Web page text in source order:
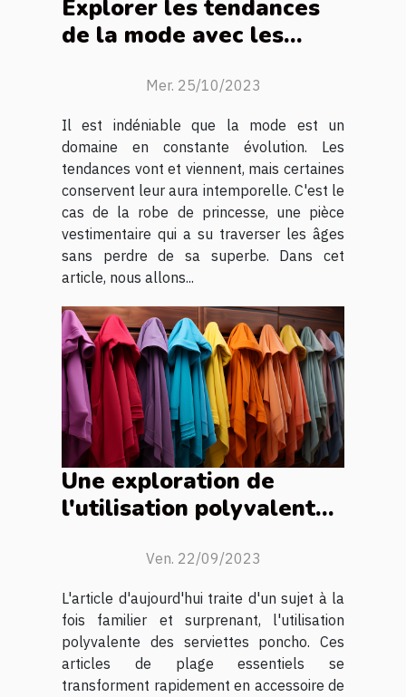
Explorer les tendances
de la mode avec les
Mer. 25/10/2023
Il est indéniable que la mode est un
domaine en constante évolution. Les
tendances vont et viennent, mais certaines
conservent leur aura intemporelle. C'est le
cas de la robe de princesse, une pièce
vestimentaire qui a su traverser les âges
sans perdre de sa superbe. Dans cet
article, nous allons...
Une exploration de
l'utilisation polyvalente
Ven. 22/09/2023
L'article d'aujourd'hui traite d'un sujet à la
fois familier et surprenant, l'utilisation
polyvalente des serviettes poncho. Ces
articles de plage essentiels se
transforment rapidement en accessoire de